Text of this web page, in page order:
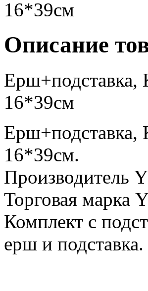
Описание
Ерш+подставка,
16*39см
Ерш+подставка,
16*39см.
Производитель
Торговая марка
Комплект с
ерш и подставка.